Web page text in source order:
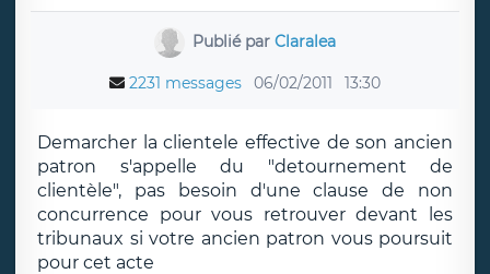
Publié parClaralea
2231 messages 06/02/2011 13:30
Demarcher la clientele effective de son ancien
patron s'appelle du "detournement de
clientèle", pas besoin d'une clause de non
concurrence pour vous retrouver devant les
tribunaux si votre ancien patron vous poursuit
pour cet acte